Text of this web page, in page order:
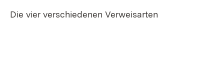
Die vier ver­schie­de­nen Ver­weis­ar­ten